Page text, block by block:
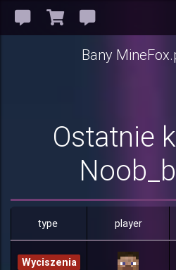
Bany
Ostatnie
type player
Wyciszenia